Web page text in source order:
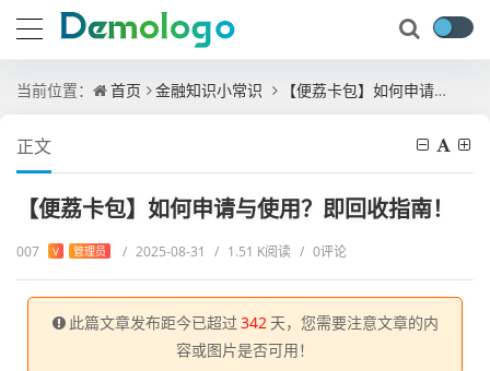
当前位置： 首页 金融知识小常识 【便荔卡包】如何申请与使用？即回收指南！
正文
【便荔卡包】如何申请与使用？即回收指南！
007 V 管理员 / 2025-08-31 / 1.51 K阅读 / 0评论
此篇文章发布距今已超过 342 天，您需要注意文章的内
容或图片是否可用！